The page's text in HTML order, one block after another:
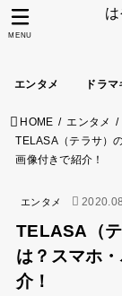
エンタメ ドラ
MENU
HOME
エンタメ
TELASA（テラサ）
画像付きで紹介！
エンタメ
TELASA（
は？スマホ
介！